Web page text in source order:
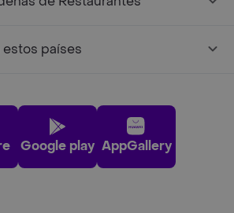
países
Google play AppGallery